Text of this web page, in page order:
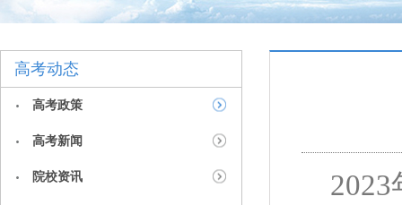
高考动态
高考政策
高考新闻
院校资讯 2023